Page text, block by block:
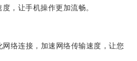
，让手机操作更加流畅。
络连接，加速网络传输速度，让您